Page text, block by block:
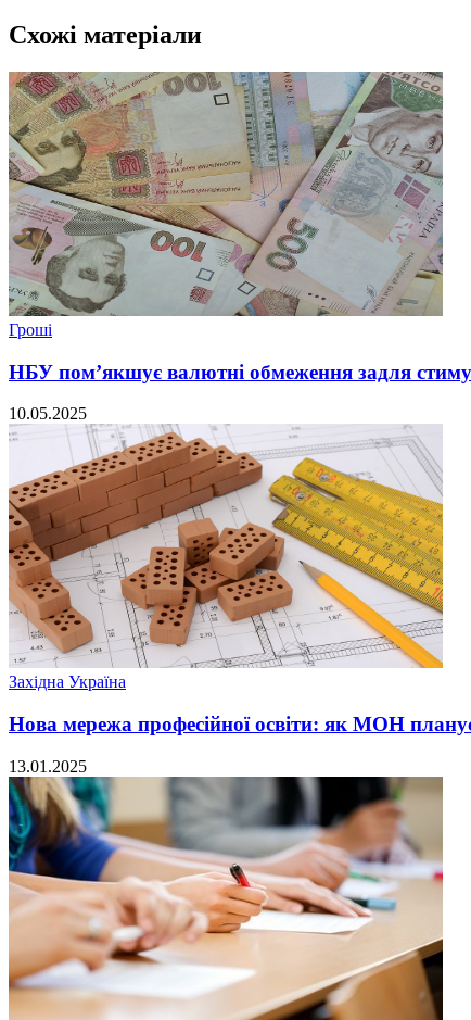
Схожі матеріали
Гроші
НБУ пом’якшує валютні обмеження задля
10.05.2025
Західна Україна
Нова мережа професійної освіти: як МОН
13.01.2025